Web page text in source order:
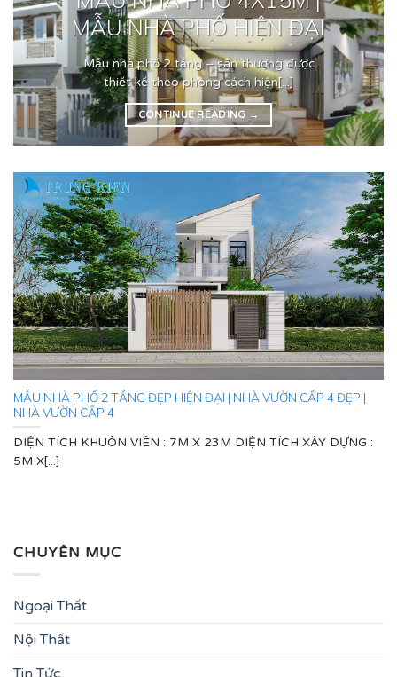
MẪU NHÀ PHỐ HIỆN ĐẠI
Mẫu nhà phố 2 tầng – sân thượng được
thiết kế theo phong cách hiện[...]
CONTINUE READING →
MẪU NHÀ PHỐ 2 TẦNG ĐẸP HIỆN ĐẠI | NHÀ VƯỜN CẤP 4 ĐẸP |
NHÀ VƯỜN CẤP 4
DIỆN TÍCH KHUÔN VIÊN : 7M X 23M DIỆN TÍCH XÂY DỰNG :
5M X[...]
CHUYÊN MỤC
Ngoại Thất
Nội Thất